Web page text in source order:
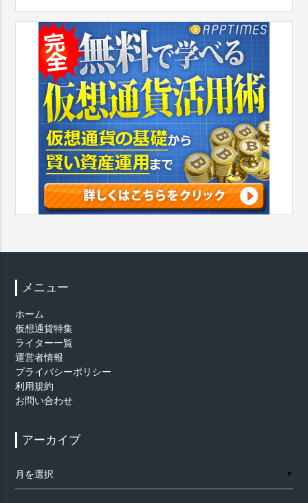
メニュー
ホーム
仮想通貨特集
ライター一覧
運営者情報
プライバシーポリシー
利用規約
お問い合わせ
アーカイブ
ー
▼